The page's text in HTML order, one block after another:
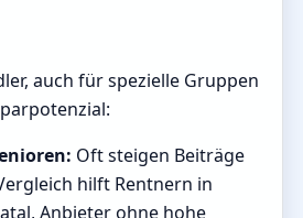
auch für spezielle Gruppen
Oft steigen Beiträge
hilft Rentnern in
Anbieter ohne hohe